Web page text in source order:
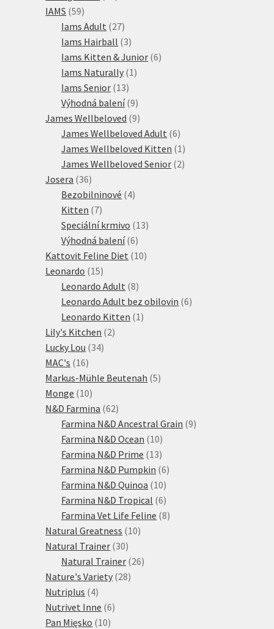
IAMS 5959
produktů
Iams Adult 2727
produktů
Iams Hairball 33
produkty
Iams Kitten & Junior 66
Iams Naturally 1 1
Iams Senior 1313
produktů
Výhodná balení 99
produktů
James Wellbeloved 99
produktů
James Wellbeloved Adult 66
produktů
James Wellbeloved Kitten 1 1
produkt
James Wellbeloved Senior 22
Josera 3636
produktů
Bezobilninové 44
Kitten 77
produktů
Speciální krmivo 1313
Výhodná balení 66
produktů
Kattovit Feline Diet 1010
Leonardo 1515
produktů
Leonardo Adult 88
produktů
Leonardo Adult bez obilovin 66
Leonardo Kitten 1 1
Lily's Kitchen 22
Lucky Lou 3434
MAC's 1616
produktů
Markus-Mühle Beutenah 55
Monge 1010
produktů
N&D Farmina 6262
produktů
Farmina N&D Ancestral Grain 99
Farmina N&D Ocean 1010
produktů
Farmina N&D Prime 1313
produktů
Farmina N&D Pumpkin 66
Farmina N&D Quinoa 1010
produktů
Farmina N&D Tropical 66
produktů
Farmina Vet Life Feline 88
Natural Greatness 1010
Natural Trainer 3030
produktů
Natural Trainer 2626
Nature's Variety 2828
Nutriplus 44
produkty
Nutrivet Inne 66
Pan Mięsko 1010